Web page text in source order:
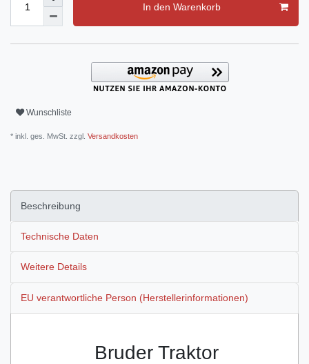
In den Warenkorb
Wunschliste
* inkl. ges. MwSt. zzgl. Versandkosten
Beschreibung
Technische Daten
Weitere Details
EU verantwortliche Person (Herstellerinformationen)
Bruder Traktor